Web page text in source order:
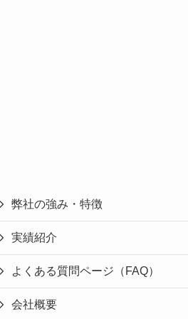
弊社の強み・特徴
実績紹介
よくある質問ページ（FAQ）
会社概要